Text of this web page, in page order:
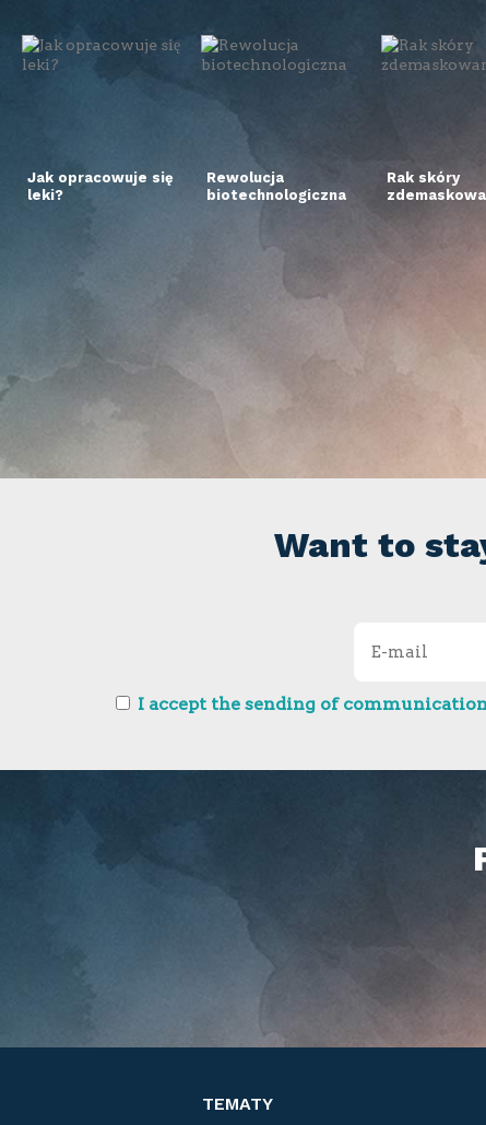
Jak opracowuje się
leki?
Rewolucja
biotechnologiczna
Rak skóry
Want to
I accept the sending of
TEMATY